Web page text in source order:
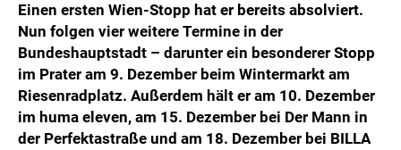
Einen ersten Wien-Stopp hat er bereits absolviert.
Nun folgen vier weitere Termine in der
Bundeshauptstadt – darunter ein besonderer Stopp
im Prater am 9. Dezember beim Wintermarkt am
Riesenradplatz. Außerdem hält er am 10. Dezember
im huma eleven, am 15. Dezember bei Der Mann in
der Perfektastraße und am 18. Dezember bei BILLA